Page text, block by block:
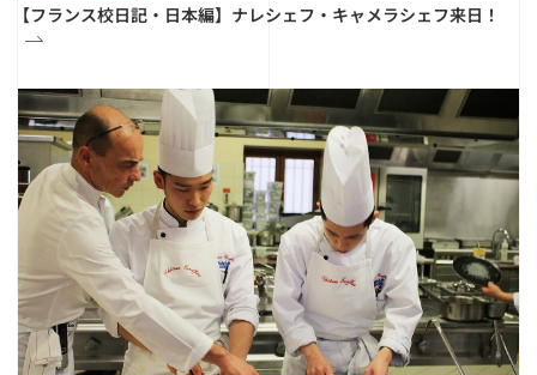
【フランス校日記・日本編】ナレシェフ・キャメラシェフ来日！